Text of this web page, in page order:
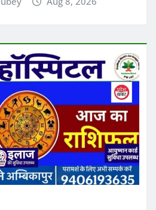
राशि वालों को इंटरव्यू,
बदलने से जुड़ा अच्छा मौका
Aug 8, 2026